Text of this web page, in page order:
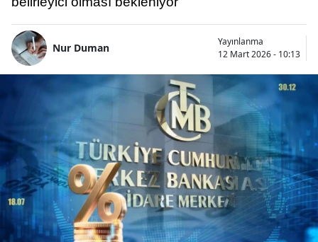
Nur Duman
Yayınlanma
12 Mart 2026 - 10:13